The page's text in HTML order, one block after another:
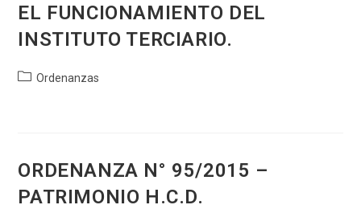
EL FUNCIONAMIENTO DEL
INSTITUTO TERCIARIO.
Categoría
Ordenanzas
ORDENANZA N° 95/2015 –
PATRIMONIO H.C.D.